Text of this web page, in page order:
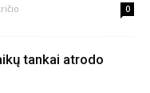
0
tankai atrodo